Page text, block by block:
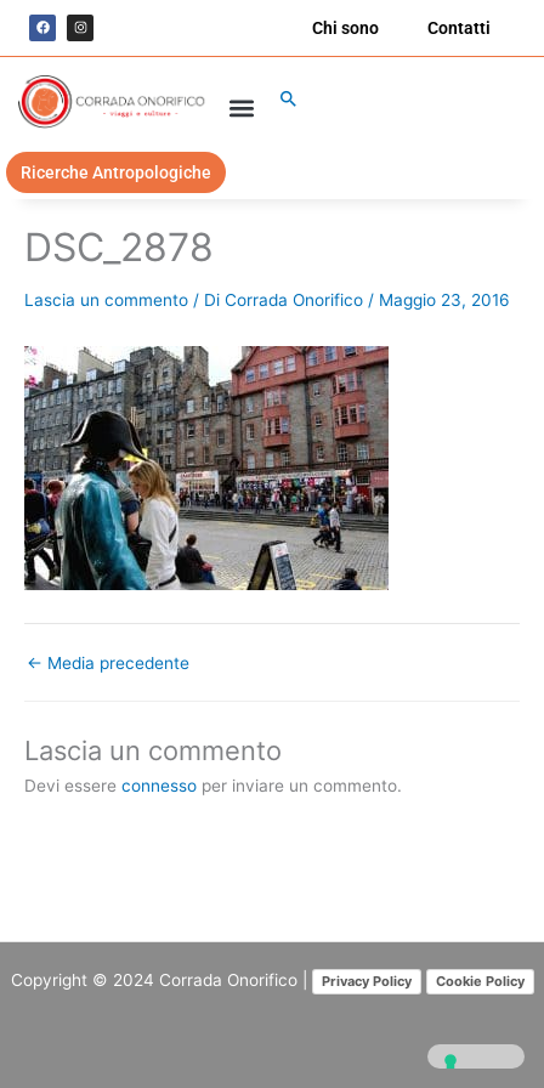
F
a
c
e
b
o
o
k
I
n
s
t
r
a
Chi sono Contatti
Ricerche Antropologiche
DSC_2878
Lascia un commento / Di Corrada Onorifico / Maggio 23, 2016
← Media precedente
Lascia un commento
Devi essere connesso per inviare un commento.
Copyright © 2024 Corrada Onorifico| Privacy Policy Cookie Policy